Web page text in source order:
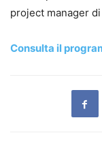
project manager
Consulta il